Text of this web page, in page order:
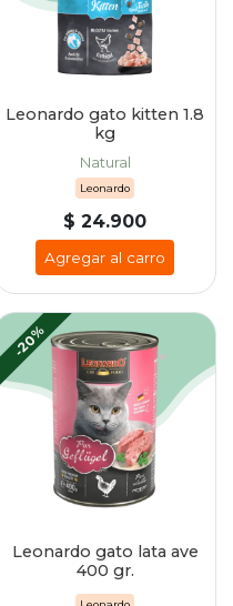
Leonardo gato kitten 1.8
kg
Natural
Leonardo
$ 24.900
Agregar al carro
-20%
Leonardo gato lata ave
400 gr.